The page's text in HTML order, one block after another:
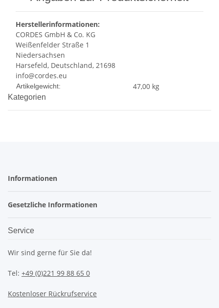
Herstellerinformationen:
CORDES GmbH & Co. KG
Weißenfelder Straße 1
Niedersachsen
Harsefeld, Deutschland, 21698
info@cordes.eu
Produkteigenschaft
Wert
Artikelgewicht: 47,00 kg
Kategorien
Informationen
Gesetzliche Informationen
Service
Wir sind gerne für Sie da!
Tel: +49 (0)221 99 88 65 0
Kostenloser Rückrufservice